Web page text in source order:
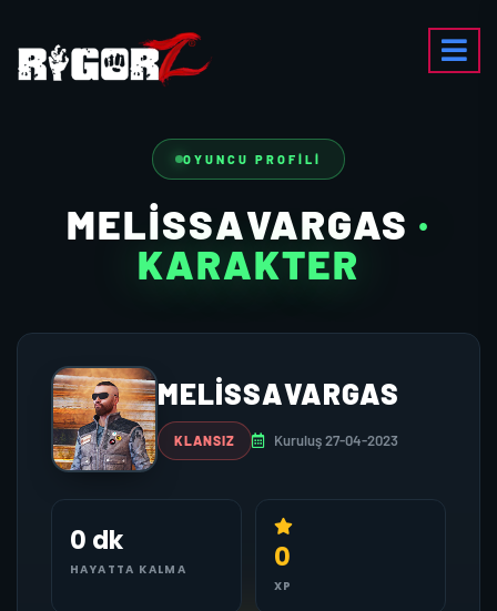
OYUNCU PROFILI
MELISSAVARGAS ·
KARAKTER
MELISSAVARGAS
KLANSIZ Kuruluş 27-04-2023
0 dk
HAYATTA KALMA 0
XP